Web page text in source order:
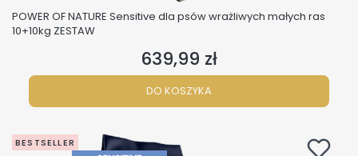
POWER OF NATURE Sensitive dla psów wrażliwych małych ras
10+10kg ZESTAW
Cena
639,99 zł
DO KOSZYKA
BESTSELLER